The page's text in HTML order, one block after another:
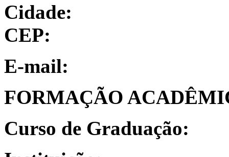
CEP:
E-mail:
FORMAÇÃO
Curso de Graduação: